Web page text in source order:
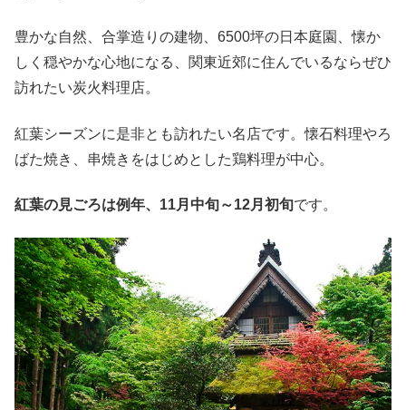
豊かな自然、合掌造りの建物、6500坪の日本庭園、懐か
しく穏やかな心地になる、関東近郊に住んでいるならぜひ
訪れたい炭火料理店。
紅葉シーズンに是非とも訪れたい名店です。懐石料理やろ
ばた焼き、串焼きをはじめとした鶏料理が中心。
紅葉の見ごろは例年、11月中旬～12月初旬です。